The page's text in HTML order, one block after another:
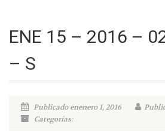
ENE 15 – 2016 –
– S
Publicado enenero 1, 2016
Categorías: